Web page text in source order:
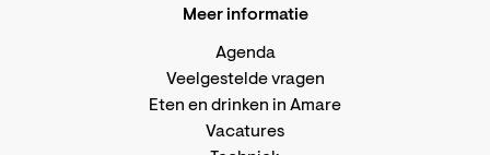
Meer informatie
Agenda
Veelgestelde vragen
Eten en drinken in Amare
Vacatures